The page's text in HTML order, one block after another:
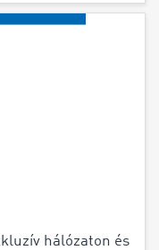
hálózaton és